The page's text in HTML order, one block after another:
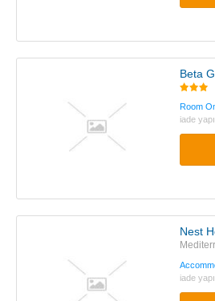
Beta
Room
iade
Nest
iade